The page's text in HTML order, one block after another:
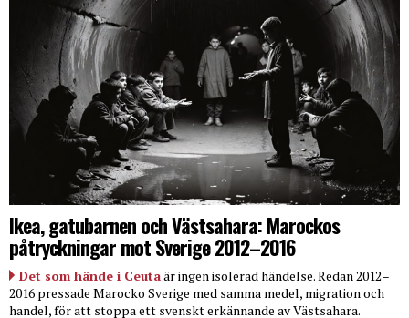
Ikea, gatubarnen och Västsahara: Marockos
påtryckningar mot Sverige 2012–2016
Det som hände i Ceutaär ingen isolerad händelse. Redan 2012–
2016 pressade Marocko Sverige med samma medel, migration och
handel, för att stoppa ett svenskt erkännande av Västsahara.